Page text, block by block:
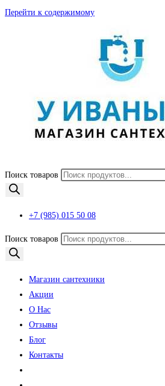
Перейти к содержимому
Поиск товаров
+7 (985) 015 50 08
Поиск товаров
Магазин сантехники
Акции
О Нас
Отзывы
Блог
Контакты